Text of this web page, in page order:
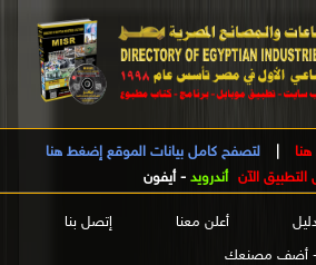
لتصفح كامل بيانات الموقع إضغط هنا
الآن أندرويد - أيفون
أعلن معنا
إتصل بنا
أضف مصنعك